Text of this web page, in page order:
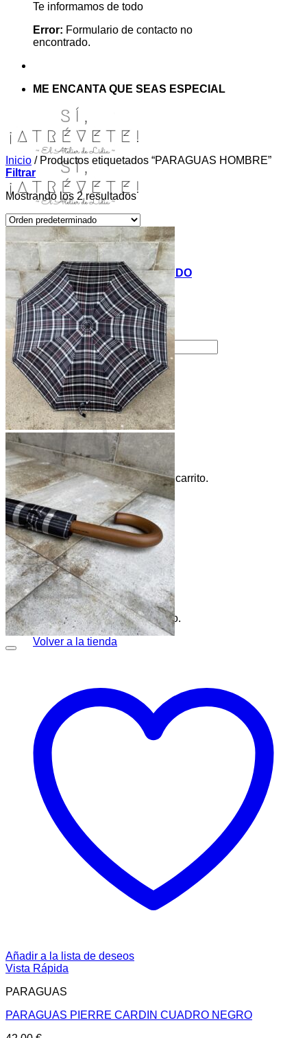
Te informamos de todo
Error: Formulario de contacto no
encontrado.
ME ENCANTA QUE SEAS ESPECIAL
INICIO
TIENDA
MIS COSITAS POR EL MUNDO
EL COMIENZO
BLOG
PAGOS
CONTACTO
Buscar por:
Acceder / Registrarse
Carrito /0,00€ 0
No hay productos en el carrito.
Volver a la tienda
0
Carrito
No hay productos en el carrito.
Volver a la tienda
Inicio /Productos etiquetados “PARAGUAS HOMBRE”
Filtrar
Mostrando los 2 resultados
Añadir a la lista de deseos
Vista Rápida
PARAGUAS
PARAGUAS PIERRE CARDIN CUADRO NEGRO